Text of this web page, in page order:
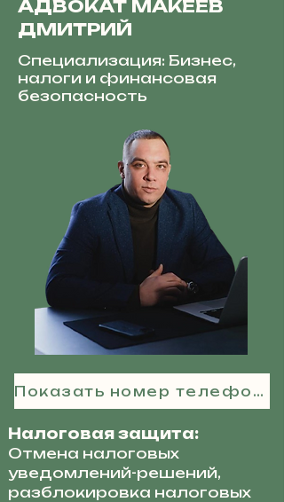
АДВОКАТ МАКЕЕВ
ДМИТРИЙ
Специализация: Бизнес,
налоги и финансовая
безопасность
Показать номер телефона
Налоговая защита:
Отмена налоговых
уведомлений-решений,
разблокировка налоговых